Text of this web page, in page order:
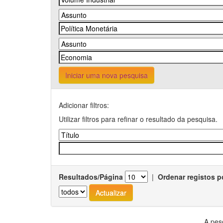
Iniciar uma nova pesquisa
Adicionar filtros:
Utilizar filtros para refinar o resultado da pesquisa.
Resultados/Página | Ordenar registos